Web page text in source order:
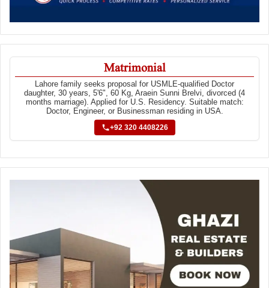
Matrimonial
Lahore family seeks proposal for USMLE-qualified Doctor
daughter, 30 years, 5'6", 60 Kg, Araein Sunni Brelvi, divorced (4
months marriage). Applied for U.S. Residency. Suitable match:
Doctor, Engineer, or Businessman residing in USA.
+92 320 4408226